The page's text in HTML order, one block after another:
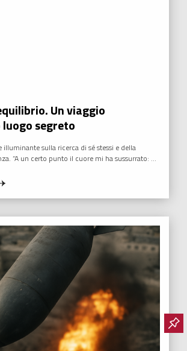
Un viaggio
segreto
sulla ricerca di sé stessi e della
“A un certo punto il cuore mi ha sussurrato: ...